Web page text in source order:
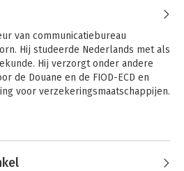
van communicatiebureau
Hij studeerde Nederlands met als
Hij verzorgt onder andere
de Douane en de FIOD-ECD en
voor verzekeringsmaatschappijen.